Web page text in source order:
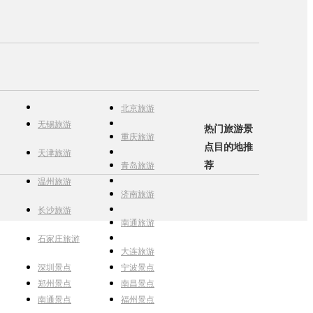
北京旅游
无锡旅游
重庆旅游
天津旅游
青岛旅游
温州旅游
济南旅游
长沙旅游
南通旅游
石家庄旅游
大连旅游
热门旅游景
点目的地推
荐
深圳景点
宁波景点
郑州景点
南昌景点
南通景点
福州景点